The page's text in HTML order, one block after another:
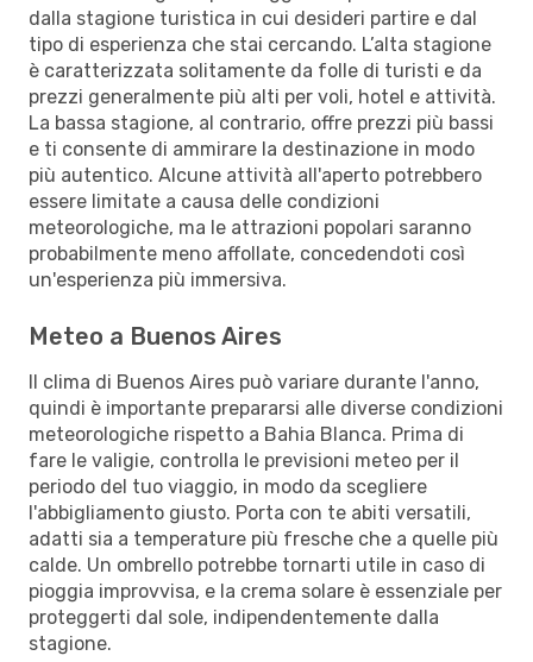
dalla stagione turistica in cui desideri partire e dal
tipo di esperienza che stai cercando. L’alta stagione
è caratterizzata solitamente da folle di turisti e da
prezzi generalmente più alti per voli, hotel e attività.
La bassa stagione, al contrario, offre prezzi più bassi
e ti consente di ammirare la destinazione in modo
più autentico. Alcune attività all'aperto potrebbero
essere limitate a causa delle condizioni
meteorologiche, ma le attrazioni popolari saranno
probabilmente meno affollate, concedendoti così
un'esperienza più immersiva.
Meteo a Buenos Aires
Il clima di Buenos Aires può variare durante l'anno,
quindi è importante prepararsi alle diverse condizioni
meteorologiche rispetto a Bahia Blanca. Prima di
fare le valigie, controlla le previsioni meteo per il
periodo del tuo viaggio, in modo da scegliere
l'abbigliamento giusto. Porta con te abiti versatili,
adatti sia a temperature più fresche che a quelle più
calde. Un ombrello potrebbe tornarti utile in caso di
pioggia improvvisa, e la crema solare è essenziale per
proteggerti dal sole, indipendentemente dalla
stagione.